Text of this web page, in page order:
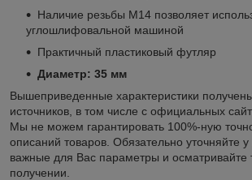
Наличие резьбы М14 позволяет
углошлифовальной машиной
Практичный пластиковый футляр
Диаметр: 35 мм
Вышеприведенные характеристики
источников, в том числе с официальных
Мы не можем гарантировать 100%-ную
описаний товаров. Обязательно уточняйте
важные для Вас параметры и осматривайте
получении.